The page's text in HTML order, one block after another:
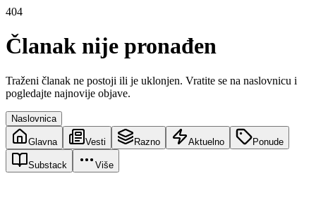
404
Članak nije pronađen
Traženi članak ne postoji ili je uklonjen. Vratite se na naslovnicu i
pogledajte najnovije objave.
Naslovnica
Glavna Vesti Razno Aktuelno Ponude
Substack Više